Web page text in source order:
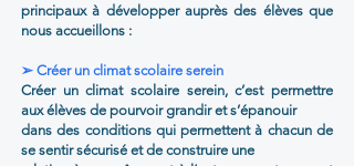
principaux à développer auprès des élèves que
nous accueillons :
➢ Créer un climat scolaire serein
Créer un climat scolaire serein, c’est permettre
aux élèves de pourvoir grandir et s’épanouir
dans des conditions qui permettent à chacun de
se sentir sécurisé et de construire une